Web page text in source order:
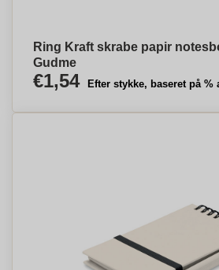
Ring Kraft skrabe papir
Gudme
€1,54 Efter stykke, baseret på %